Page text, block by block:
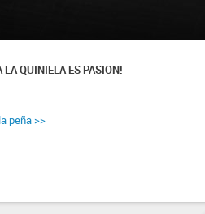
LA QUINIELA ES PASION!
peña >>